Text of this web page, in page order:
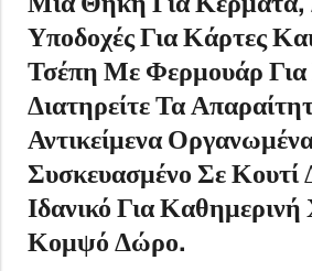
Υποδοχές Για Κάρτες
Τσέπη Με Φερμουάρ
Διατηρείτε Τα
Αντικείμενα
Συσκευασμένο Σε Κουτί
Ιδανικό Για
Κομψό Δώρο.